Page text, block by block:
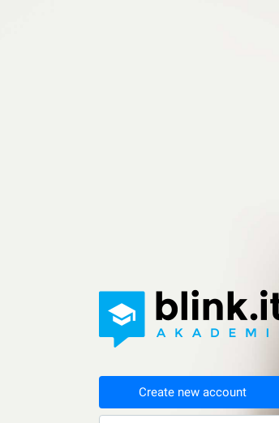
Create new account